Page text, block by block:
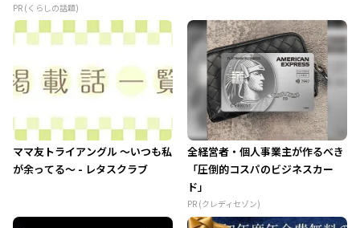
PR (くらしの話題)
ママ友トライアングル ～いつも私
が余ってる～ - レタスクラブ
全経営者・個人事業主が作るべき
「圧倒的コスパのビジネスカー
ド」
PR (クレディセゾン)